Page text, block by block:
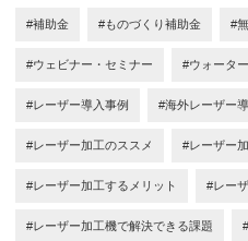
#補助金 #ものづくり補助金 #
#ウェビナー・セミナー #ウォータ
#レーザー導入事例 #海外レーザー
#レーザー加工のススメ #レーザー
#レーザー加工するメリット #レー
#レーザー加工機で解決できる課題